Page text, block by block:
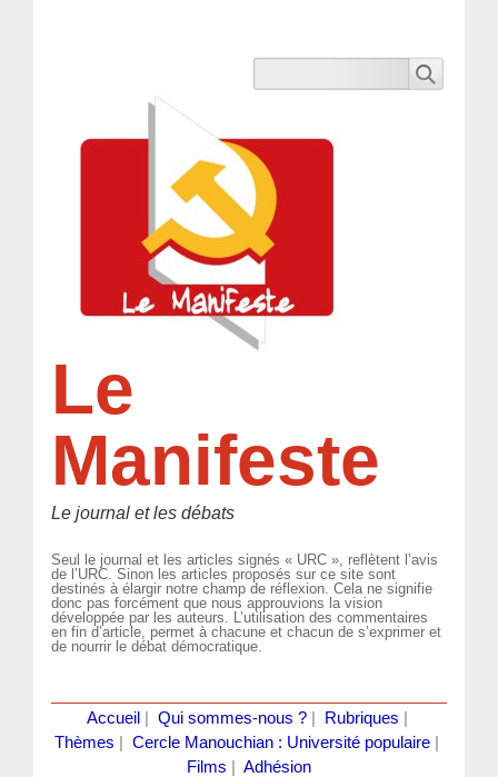
Le
Manifeste
Le journal et les débats
Seul le journal et les articles signés « URC », reflètent l’avis
de l’URC. Sinon les articles proposés sur ce site sont
destinés à élargir notre champ de réflexion. Cela ne signifie
donc pas forcément que nous approuvions la vision
développée par les auteurs. L’utilisation des commentaires
en fin d’article, permet à chacune et chacun de s’exprimer et
de nourrir le débat démocratique.
Accueil Qui sommes-nous ?| Rubriques
Thèmes
Cercle Manouchian : Université populaire
Films
Adhésion